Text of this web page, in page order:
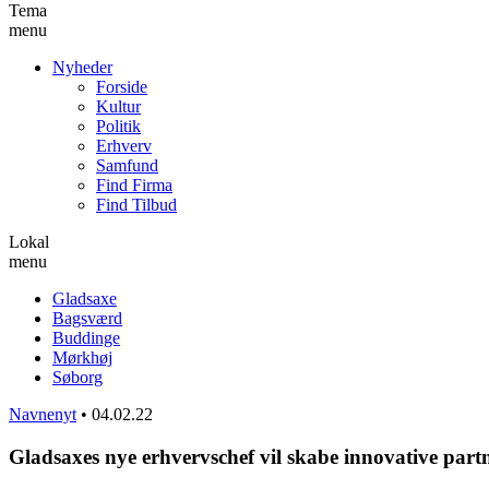
Tema
menu
Nyheder
Forside
Kultur
Politik
Erhverv
Samfund
Find Firma
Find Tilbud
Lokal
menu
Gladsaxe
Bagsværd
Buddinge
Mørkhøj
Søborg
Navnenyt • 04.02.22
Gladsaxes nye erhvervschef vil skabe innovative